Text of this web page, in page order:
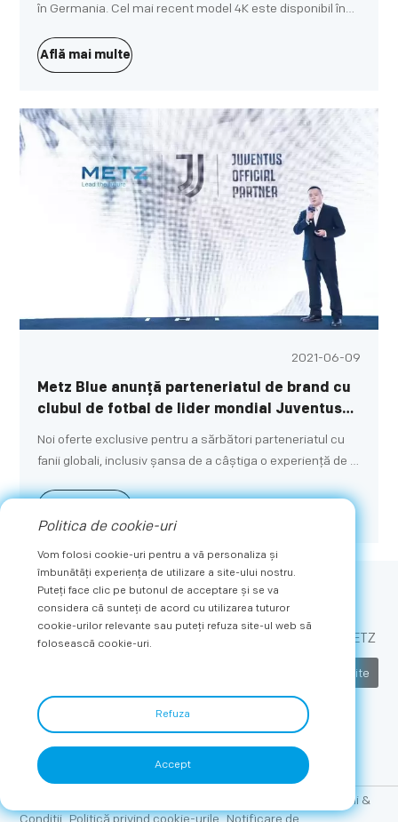
în Germania. Cel mai recent model 4K este disponibil în
Vision și HDR10+. Alte caracteristici includ integrări cu
diverse platforme inteligente de casă, Apple AirPlay 2 și
Află mai multe
2021-06-09
Metz Blue anunță parteneriatul de brand cu
clubul de fotbal de lider mondial Juventus
pentru a-și susține planul de extindere
globală
Noi oferte exclusive pentru a sărbători parteneriatul cu
fanii globali, inclusiv șansa de a câștiga o experiență de zi
Abonați-vă
Obțineți cele mai recente știri și oferte exclusive de la METZ
Trimite
Termeni &
Condiții Politică privind cookie-urile Notificare de
Politica de cookie-uri
Vom folosi cookie-uri pentru a vă personaliza și
îmbunătăți experiența de utilizare a site-ului nostru.
Puteți face clic pe butonul de acceptare și se va
considera că sunteți de acord cu utilizarea tuturor
cookie-urilor relevante sau puteți refuza site-ul web să
folosească cookie-uri.
Refuza
Accept